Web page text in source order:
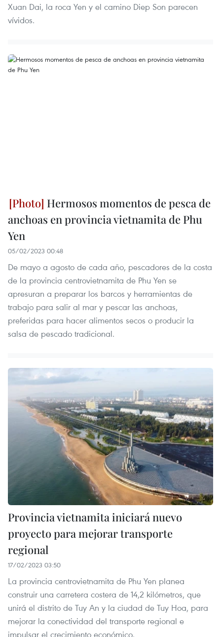
Xuan Dai, la roca Yen y el camino Diep Son parecen
vívidos.
Hermosos momentos de pesca de
anchoas en provincia vietnamita de Phu
Yen
05/02/2023 00:48
De mayo a agosto de cada año, pescadores de la costa
de la provincia centrovietnamita de Phu Yen se
apresuran a preparar los barcos y herramientas de
trabajo para salir al mar y pescar las anchoas,
preferidas para hacer alimentos secos o producir la
salsa de pescado tradicional.
Provincia vietnamita iniciará nuevo
proyecto para mejorar transporte
regional
17/02/2023 03:50
La provincia centrovietnamita de Phu Yen planea
construir una carretera costera de 14,2 kilómetros, que
unirá el distrito de Tuy An y la ciudad de Tuy Hoa, para
mejorar la conectividad del transporte regional e
impulsar el crecimiento económico.